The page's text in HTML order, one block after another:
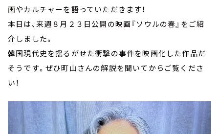
画やカルチャーを語っていただきます！
本日は、来週８月２３日公開の映画『ソウルの春』をご紹
介しました。
韓国現代史を揺るがせた衝撃の事件を映画化した作品だ
そうです。ぜひ町山さんの解説を聞いてからご覧くださ
い！